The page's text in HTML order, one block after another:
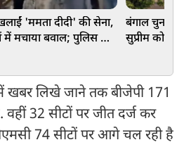
'ममता दीदी' की सेना,
मचाया बवाल; पुलिस को
बंगाल चुनाव
सुप्रीम कोर्ट
खबर लिखे जाने तक बीजेपी 171
32 सीटों पर जीत दर्ज कर
74 सीटों पर आगे चल रही है